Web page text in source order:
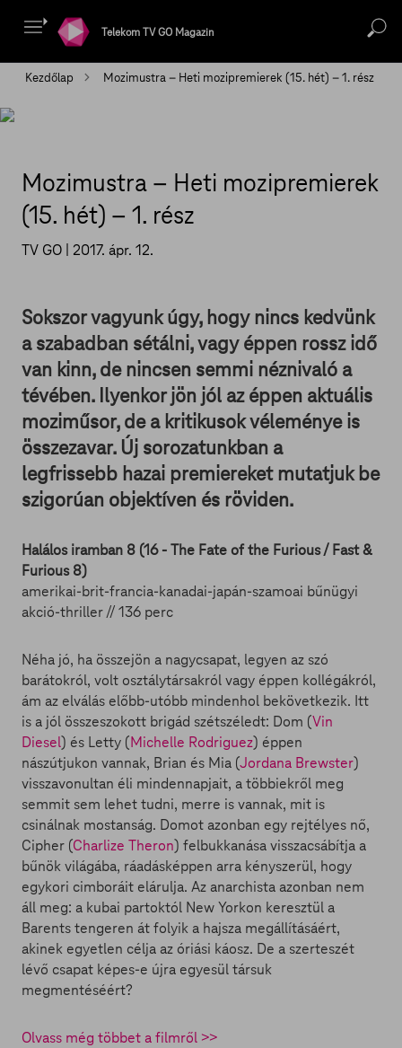
Telekom TV GO Magazin
Kezdőlap Mozimustra – Heti mozipremierek (15. hét) – 1. rész
Mozimustra – Heti mozipremierek
(15. hét) – 1. rész
TV GO | 2017. ápr. 12.
Sokszor vagyunk úgy, hogy nincs kedvünk
a szabadban sétálni, vagy éppen rossz idő
van kinn, de nincsen semmi néznivaló a
tévében. Ilyenkor jön jól az éppen aktuális
moziműsor, de a kritikusok véleménye is
összezavar. Új sorozatunkban a
legfrissebb hazai premiereket mutatjuk be
szigorúan objektíven és röviden.
Halálos iramban 8 (16 - The Fate of the Furious / Fast &
Furious 8)
amerikai-brit-francia-kanadai-japán-szamoai bűnügyi
akció-thriller // 136 perc
Néha jó, ha összejön a nagycsapat, legyen az szó
barátokról, volt osztálytársakról vagy éppen kollégákról,
ám az elválás előbb-utóbb mindenhol bekövetkezik. Itt
is a jól összeszokott brigád szétszéledt: Dom (Vin
Diesel) és Letty (Michelle Rodriguez) éppen
nászútjukon vannak, Brian és Mia (Jordana Brewster)
visszavonultan éli mindennapjait, a többiekről meg
semmit sem lehet tudni, merre is vannak, mit is
csinálnak mostanság. Domot azonban egy rejtélyes nő,
Cipher (Charlize Theron) felbukkanása visszacsábítja a
bűnök világába, ráadásképpen arra kényszerül, hogy
egykori cimboráit elárulja. Az anarchista azonban nem
áll meg: a kubai partoktól New Yorkon keresztül a
Barents tengeren át folyik a hajsza megállításáért,
akinek egyetlen célja az óriási káosz. De a szerteszét
lévő csapat képes-e újra egyesül társuk
megmentéséért?
Olvass még többet a filmről >>